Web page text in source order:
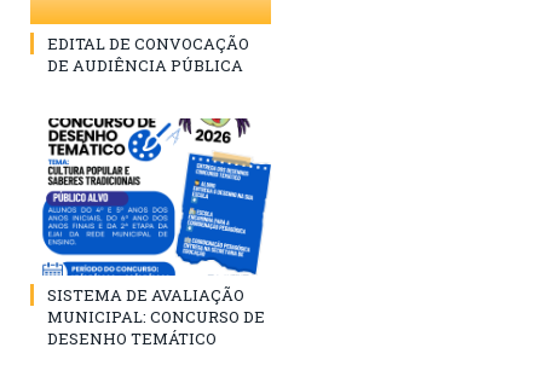
EDITAL DE CONVOCAÇÃO
DE AUDIÊNCIA PÚBLICA
SISTEMA DE AVALIAÇÃO
MUNICIPAL: CONCURSO DE
DESENHO TEMÁTICO